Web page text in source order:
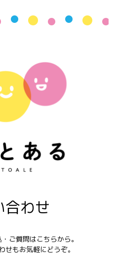
合わせ
ご質問はこちらから。
せもお気軽にどうぞ。